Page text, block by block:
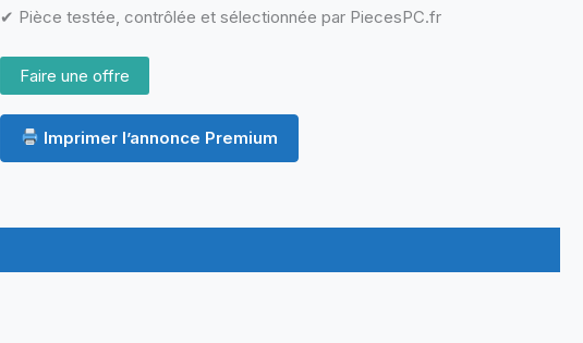
✔ Pièce testée, contrôlée et sélectionnée par PiecesPC.fr
Faire une offre
Imprimer l’annonce Premium